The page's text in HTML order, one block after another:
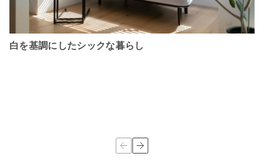
白を基調にしたシックな暮らし
住まいのはじめの一歩